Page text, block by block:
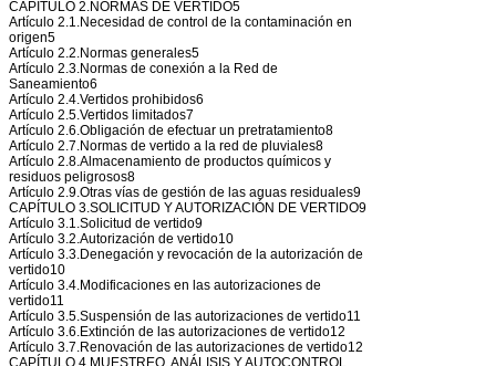
CAPÍTULO 2.NORMAS DE VERTIDO5
Artículo 2.1.Necesidad de control de la contaminación en
origen5
Artículo 2.2.Normas generales5
Artículo 2.3.Normas de conexión a la Red de
Saneamiento6
Artículo 2.4.Vertidos prohibidos6
Artículo 2.5.Vertidos limitados7
Artículo 2.6.Obligación de efectuar un pretratamiento8
Artículo 2.7.Normas de vertido a la red de pluviales8
Artículo 2.8.Almacenamiento de productos químicos y
residuos peligrosos8
Artículo 2.9.Otras vías de gestión de las aguas residuales9
CAPÍTULO 3.SOLICITUD Y AUTORIZACIÓN DE VERTIDO9
Artículo 3.1.Solicitud de vertido9
Artículo 3.2.Autorización de vertido10
Artículo 3.3.Denegación y revocación de la autorización de
vertido10
Artículo 3.4.Modificaciones en las autorizaciones de
vertido11
Artículo 3.5.Suspensión de las autorizaciones de vertido11
Artículo 3.6.Extinción de las autorizaciones de vertido12
Artículo 3.7.Renovación de las autorizaciones de vertido12
CAPÍTULO 4.MUESTREO, ANÁLISIS Y AUTOCONTROL